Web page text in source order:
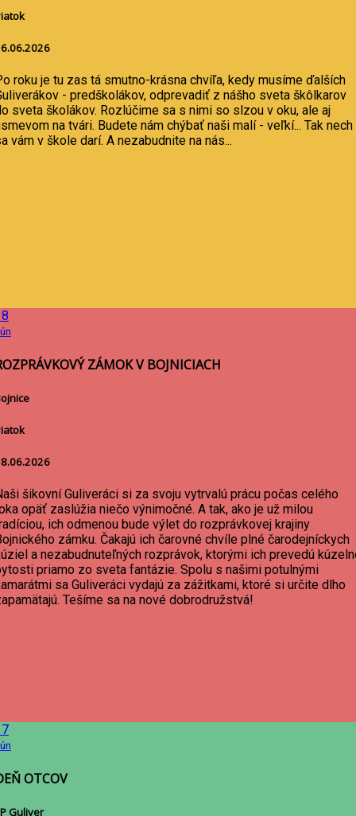
roku je tu zas tá smutno-krásna chvíľa, kedy musíme ďalších
- predškolákov, odprevadiť z nášho sveta škôlkarov
sveta školákov. Rozlúčime sa s nimi so slzou v oku, ale aj
na tvári. Budete nám chýbať naši malí - veľkí... Tak nech
vám v škole darí. A nezabudnite na nás...
ZÁMOK V BOJNICIACH
šikovní Guliveráci si za svoju vytrvalú prácu počas celého
opäť zaslúžia niečo výnimočné. A tak, ako je už milou
ich odmenou bude výlet do rozprávkovej krajiny
zámku. Čakajú ich čarovné chvíle plné čarodejníckych
a nezabudnuteľných rozprávok, ktorými ich prevedú
priamo zo sveta fantázie. Spolu s našimi potulnými
sa Guliveráci vydajú za zážitkami, ktoré si určite dlho
Tešíme sa na nové dobrodružstvá!
OTCOV
Guliver